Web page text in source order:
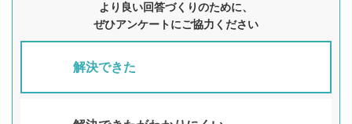
より良い回答づくりのために、
ぜひアンケートにご協力ください
解決できた